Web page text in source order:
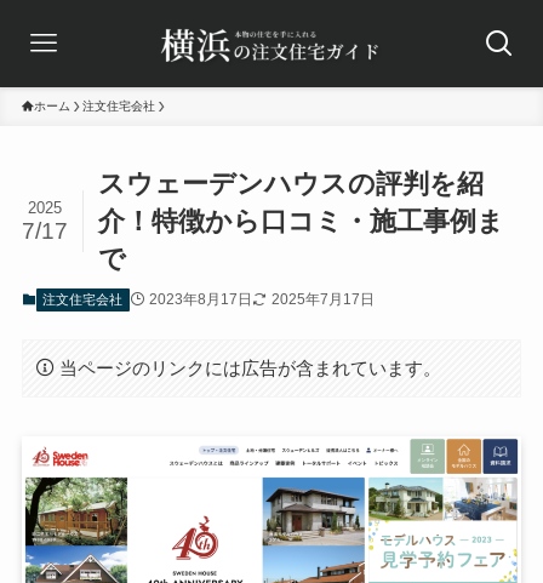
ホーム 注文住宅会社
スウェーデンハウスの評判を紹
介！特徴から口コミ・施工事例ま
で
2025
7/17
注文住宅会社 2023年8月17日 2025年7月17日
当ページのリンクには広告が含まれています。